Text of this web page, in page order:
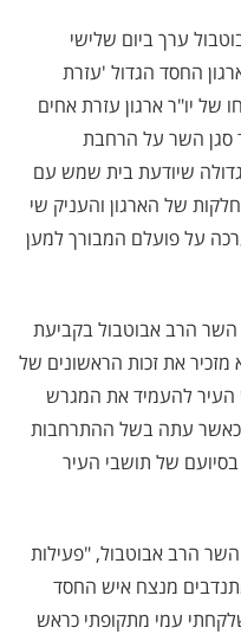
ערך ביום שלישי
החסד הגדול 'עזרת
יו"ר ארגון עזרת אחים
סגן השר על הרחבת
שיודעת בית שמש עם
של הארגון והעניק שי
על פועלם המבורך למען
השר הרב אבוטבול בקביעת
את זכות הראשונים של
העיר להעמיד את המגרש
כאשר עתה בשל ההתרחבות
של תושבי העיר
הרב אבוטבול, "פעילות
מנצח איש החסד
עמי מתקופתי כראש